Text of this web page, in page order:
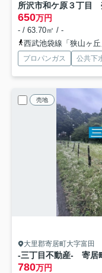
所沢市和ケ原３丁目
650万円
- / 63.70㎡ / -
西武池袋線「狭山ヶ
プロパンガス 公共下
売地
大里郡寄居町大字富田
-三丁目不動産- 寄居
780万円